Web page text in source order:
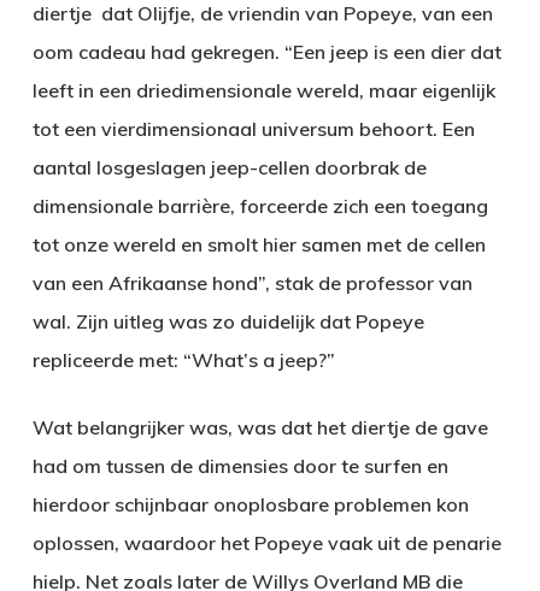
diertje dat Olijfje, de vriendin van Popeye, van een
oom cadeau had gekregen. “Een jeep is een dier dat
leeft in een driedimensionale wereld, maar eigenlijk
tot een vierdimensionaal universum behoort. Een
aantal losgeslagen jeep-cellen doorbrak de
dimensionale barrière, forceerde zich een toegang
tot onze wereld en smolt hier samen met de cellen
van een Afrikaanse hond”, stak de professor van
wal. Zijn uitleg was zo duidelijk dat Popeye
repliceerde met: “What’s a jeep?”
Wat belangrijker was, was dat het diertje de gave
had om tussen de dimensies door te surfen en
hierdoor schijnbaar onoplosbare problemen kon
oplossen, waardoor het Popeye vaak uit de penarie
hielp. Net zoals later de Willys Overland MB die